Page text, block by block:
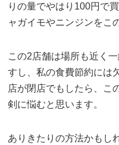
りの量でやはり100円で
ャガイモやニンジンをこ
この2店舗は場所も近く
すし、私の食費節約には
店が閉店でもしたら、こ
剣に悩むと思います。
ありきたりの方法かもし